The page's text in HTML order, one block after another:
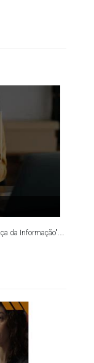
da Informação".